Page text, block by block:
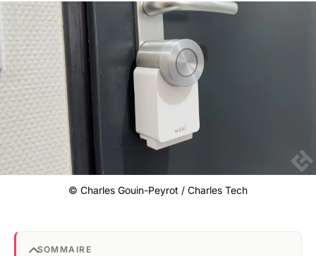
© Charles Gouin-Peyrot / Charles Tech
SOMMAIRE